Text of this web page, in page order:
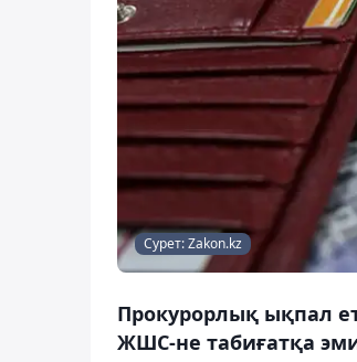
Сурет: Zakon.kz
Прокурорлық ықпал
ЖШС-не табиғатқа